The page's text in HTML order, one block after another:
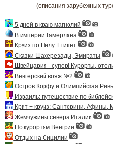
(описания зарубежных
5 дней в краю магнолий
В империи Тамерлана
Круиз по Нилу. Египет
Сказки Шахерезады, Эмираты
Швейцария - супер! Курорты,
Венгерский вояж №2
Остров Корфу и Олимпийская
Израиль: путешествие по
Крит + круиз: Санторини, Афины,
Жемчужины севера Италии
По курортам Венгрии
Отдых на Сицилии